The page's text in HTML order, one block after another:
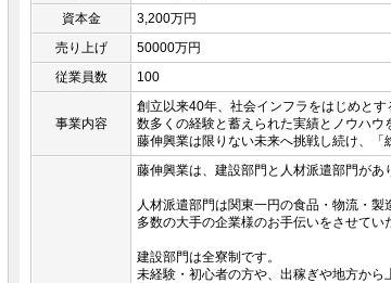
資本金
3,200万円
売り上げ
50000万円
従業員数
100
事業内容
創立以来40年、社会インフラをはじめと
数多くの経験と蓄えられた実績とノウハウ
藤伸興業は限りない未来へ挑戦し続け、「
藤伸興業は、建設部門と人材派遣部門があ
人材派遣部門は関東一円の食品・物流・製
多数の大手の企業様のお手伝いをさせてい
建設部門は全寮制です。
未経験・初心者の方や、出稼ぎや地方か